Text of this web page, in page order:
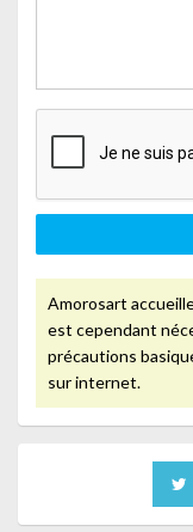
Amorosart
est cependant
précautions
sur internet.